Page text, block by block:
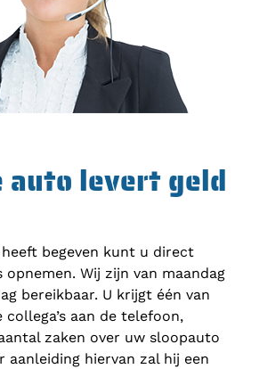
auto levert geld
begeven kunt u direct
Wij zijn van maandag
bereikbaar. U krijgt één van
collega’s aan de telefoon,
zaken over uw sloopauto
aanleiding hiervan zal hij een